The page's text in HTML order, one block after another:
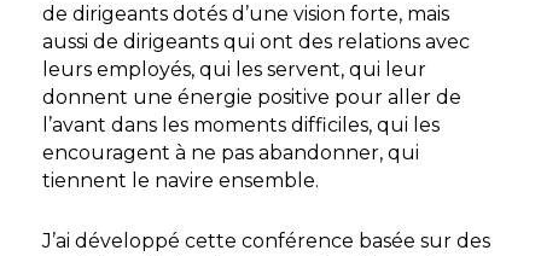
de dirigeants dotés d’une vision forte, mais
aussi de dirigeants qui ont des relations avec
leurs employés, qui les servent, qui leur
donnent une énergie positive pour aller de
l’avant dans les moments difficiles, qui les
encouragent à ne pas abandonner, qui
tiennent le navire ensemble.
J’ai développé cette conférence basée sur des